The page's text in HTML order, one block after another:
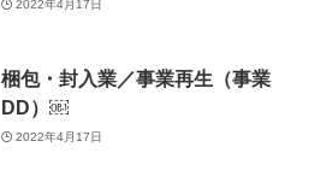
2022年4月17日
梱包・封入業／事業再生（事業
DD）￼
2022年4月17日